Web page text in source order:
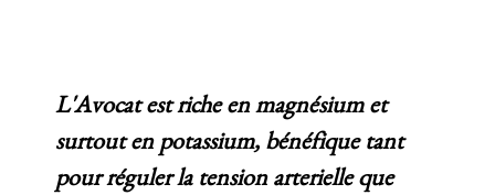
L'Avocat est riche en magnésium et
surtout en potassium, bénéfique tant
pour réguler la tension arterielle que